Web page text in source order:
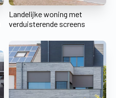
Landelijke woning met
verduisterende screens